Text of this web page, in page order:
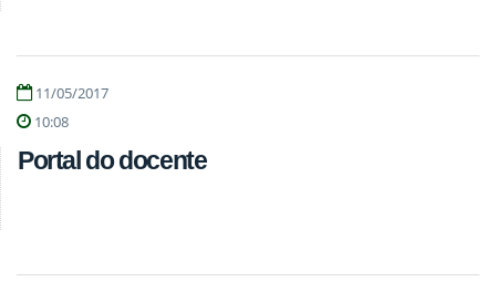
11/05/2017
10:08
Portal do docente